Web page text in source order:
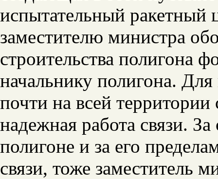
испытательный ракетный
заместителю министра
строительства полигона
начальнику полигона. Для
почти на всей
надежная работа связи.
полигоне и за его
связи, тоже заместитель